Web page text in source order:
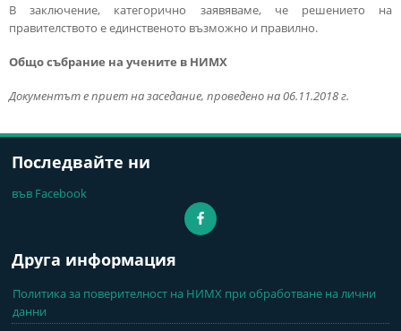
В заключение, категорично заявяваме, че решението на
правителството е единственото възможно и правилно.
Общо събрание на учените в НИМХ
Документът е приет на заседание, проведено на 06.11.2018 г.
Последвайте ни
във Facebook
Друга информация
Политика за поверителност на НИМХ при обработване на лични
данни